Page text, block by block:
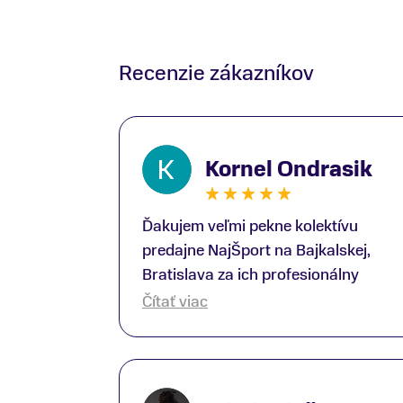
Recenzie zákazníkov
Kornel Ondrasik
Ďakujem veľmi pekne kolektívu
predajne NajŠport na Bajkalskej,
Bratislava za ich profesionálny
prístup k zákazníkom; Zvlášť
ako aj prilby.. všetko značka Atomic;
Čítať viac